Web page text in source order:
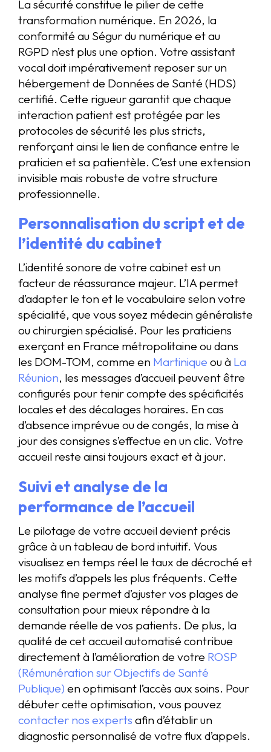
La sécurité constitue le pilier de cette
transformation numérique. En 2026, la
conformité au Ségur du numérique et au
RGPD n’est plus une option. Votre assistant
vocal doit impérativement reposer sur un
hébergement de Données de Santé (HDS)
certifié. Cette rigueur garantit que chaque
interaction patient est protégée par les
protocoles de sécurité les plus stricts,
renforçant ainsi le lien de confiance entre le
praticien et sa patientèle. C’est une extension
invisible mais robuste de votre structure
professionnelle.
Personnalisation du script et de
l’identité du cabinet
L’identité sonore de votre cabinet est un
facteur de réassurance majeur. L’IA permet
d’adapter le ton et le vocabulaire selon votre
spécialité, que vous soyez médecin généraliste
ou chirurgien spécialisé. Pour les praticiens
exerçant en France métropolitaine ou dans
les DOM-TOM, comme en Martinique ou à La
Réunion, les messages d’accueil peuvent être
configurés pour tenir compte des spécificités
locales et des décalages horaires. En cas
d’absence imprévue ou de congés, la mise à
jour des consignes s’effectue en un clic. Votre
accueil reste ainsi toujours exact et à jour.
Suivi et analyse de la
performance de l’accueil
Le pilotage de votre accueil devient précis
grâce à un tableau de bord intuitif. Vous
visualisez en temps réel le taux de décroché et
les motifs d’appels les plus fréquents. Cette
analyse fine permet d’ajuster vos plages de
consultation pour mieux répondre à la
demande réelle de vos patients. De plus, la
qualité de cet accueil automatisé contribue
directement à l’amélioration de votre ROSP
(Rémunération sur Objectifs de Santé
Publique) en optimisant l’accès aux soins. Pour
débuter cette optimisation, vous pouvez
contacter nos experts afin d’établir un
diagnostic personnalisé de votre flux d’appels.